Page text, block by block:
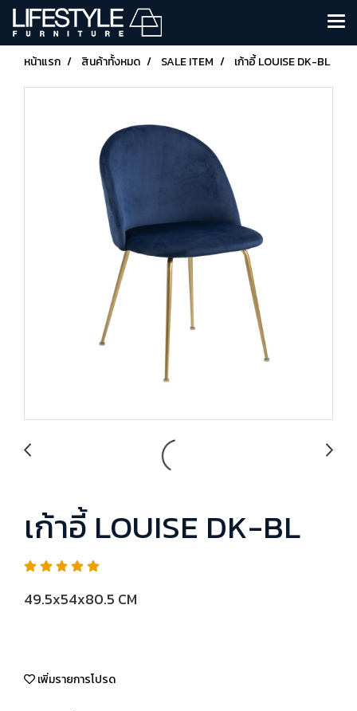
หน้าแรก สินค้าทั้งหมด SALE ITEM เก้าอี้ LOUISE DK-BL
เก้าอี้ LOUISE DK-BL
49.5x54x80.5 CM
เพิ่มรายการโปรด